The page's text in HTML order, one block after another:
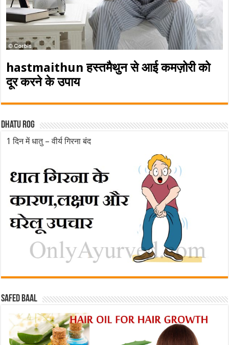
hastmaithun हस्तमैथुन से आई कमज़ोरी को
दूर करने के उपाय
Dhatu rog
1 दिन में धातु – वीर्य गिरना बंद
Safed baal